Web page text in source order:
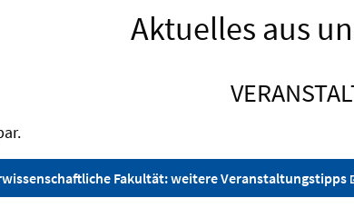
Aktuelles aus
Fakultät: weitere Veranstaltungstipps